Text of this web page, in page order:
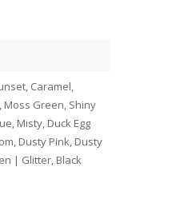
Caramel,
Moss Green, Shiny
Misty, Duck Egg
Dusty Pink, Dusty
| Glitter, Black